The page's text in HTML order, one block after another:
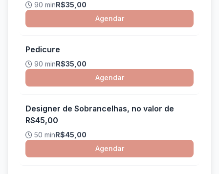
90 minR$35,00
Agendar
Pedicure
90 minR$35,00
Agendar
Designer de Sobrancelhas, no valor de
R$45,00
50 minR$45,00
Agendar